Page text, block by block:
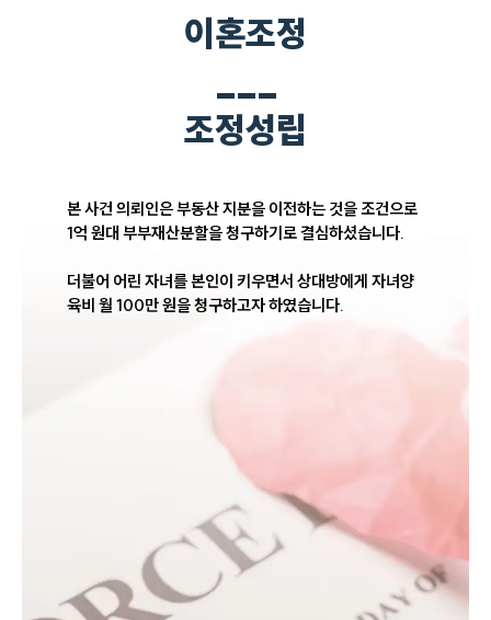
이혼조정
___
조정성립
본 사건 의뢰인은 부동산 지분을 이전하는 것을 조건으로
1억 원대 부부재산분할을 청구하기로 결심하셨습니다.
더불어 어린 자녀를 본인이 키우면서 상대방에게 자녀양
육비 월 100만 원을 청구하고자 하였습니다.